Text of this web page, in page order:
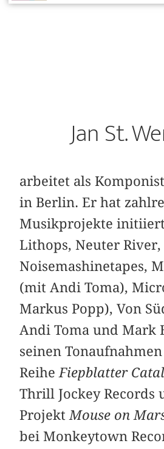
Jan St.
arbeitet als
in Berlin. Er hat
Musikprojekte
Lithops, Neuter River,
Noisemashinetapes,
(mit Andi Toma),
Markus Popp), Von
Andi Toma und Mark
seinen
ReiheFiepblatter
Thrill Jockey Records
ProjektMouse on
bei Monkeytown